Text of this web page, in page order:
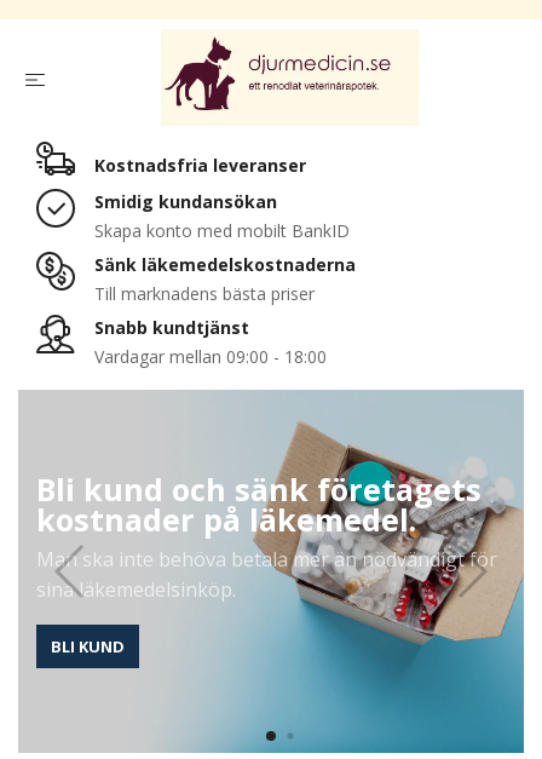
Kostnadsfria leveranser
Smidig kundansökan
Skapa konto med mobilt BankID
Sänk läkemedelskostnaderna
Till marknadens bästa priser
Snabb kundtjänst
Vardagar mellan 09:00 - 18:00
Bli kund och sänk företagets
kostnader på läkemedel.
Man ska inte behöva betala mer än nödvändigt för
sina läkemedelsinköp.
BLI KUND